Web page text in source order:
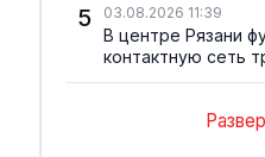
5 03.08.2026 11:39
В центре Рязани
контактную сеть